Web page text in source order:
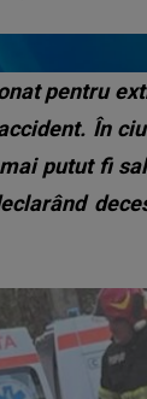
pentru
În
putut fi